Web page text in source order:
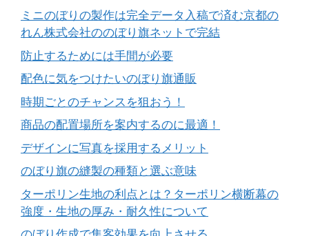
ミニのぼりの製作は完全データ入稿で済む京都の
れん株式会社ののぼり旗ネットで完結
防止するためには手間が必要
配色に気をつけたいのぼり旗通販
時期ごとのチャンスを狙おう！
商品の配置場所を案内するのに最適！
デザインに写真を採用するメリット
のぼり旗の縫製の種類と選ぶ意味
ターポリン生地の利点とは？ターポリン横断幕の
強度・生地の厚み・耐久性について